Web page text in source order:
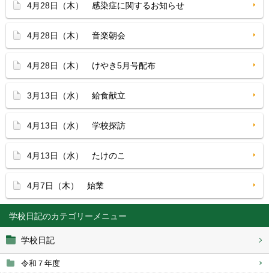
学校日記
学校日記
令和７年度
4月28日（木） 感染症に関するお知らせ
4月28日（木） 音楽朝会
4月28日（木） けやき5月号配布
3月13日（水） 給食献立
4月13日（水） 学校探訪
4月13日（水） たけのこ
4月7日（木） 始業